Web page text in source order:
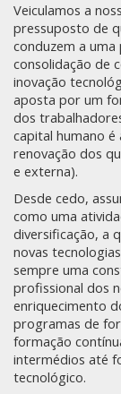
Veiculamos a
pressuposto de
conduzem a
consolidação de
inovação
aposta por um
dos
capital humano é
renovação dos
e externa).
Desde cedo,
como uma
diversificação, a
novas
sempre uma
profissional dos
enriquecimento
programas de
formação
intermédios até
tecnológico.